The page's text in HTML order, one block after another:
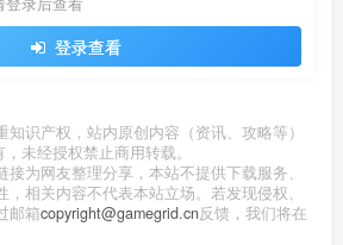
登录查看
识产权，站内原创内容（资讯、攻略等）
未经授权禁止商用转载。
为网友整理分享，本站不提供下载服务、
相关内容不代表本站立场。若发现侵权、
邮箱copyright@gamegrid.cn反馈，我们将在